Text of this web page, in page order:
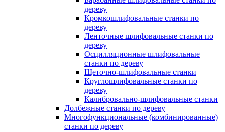
дереву
Кромкошлифовальные станки по
дереву
Ленточные шлифовальные станки по
дереву
Осцилляционные шлифовальные
станки по дереву
Щеточно-шлифовальные станки
Круглошлифовальные станки по
дереву
Калибровально-шлифовальные станки
Долбежные станки по дереву
Многофункциональные (комбинированные)
станки по дереву